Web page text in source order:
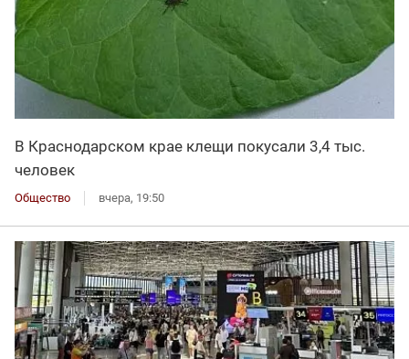
В Краснодарском крае клещи покусали 3,4 тыс.
человек
Общество вчера, 19:50